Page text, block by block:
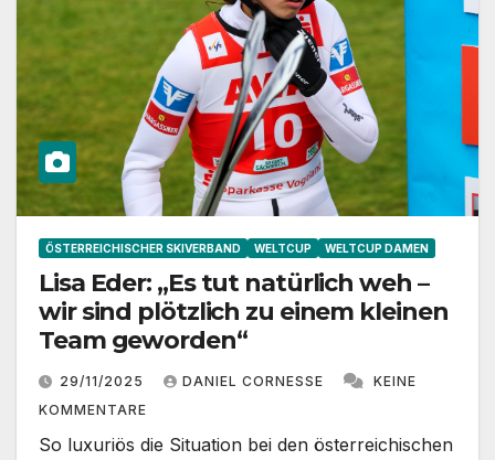
ÖSTERREICHISCHER SKIVERBAND WELTCUP WELTCUP DAMEN
Lisa Eder: „Es tut natürlich weh –
wir sind plötzlich zu einem kleinen
Team geworden“
29/11/2025 DANIEL CORNESSE
KEINE
KOMMENTARE
So luxuriös die Situation bei den österreichischen